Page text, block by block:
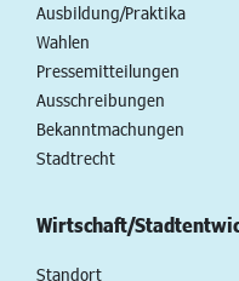
Ausbildung/Praktika
Wahlen
Pressemitteilungen
Ausschreibungen
Bekanntmachungen
Stadtrecht
Wirtschaft/
Standort